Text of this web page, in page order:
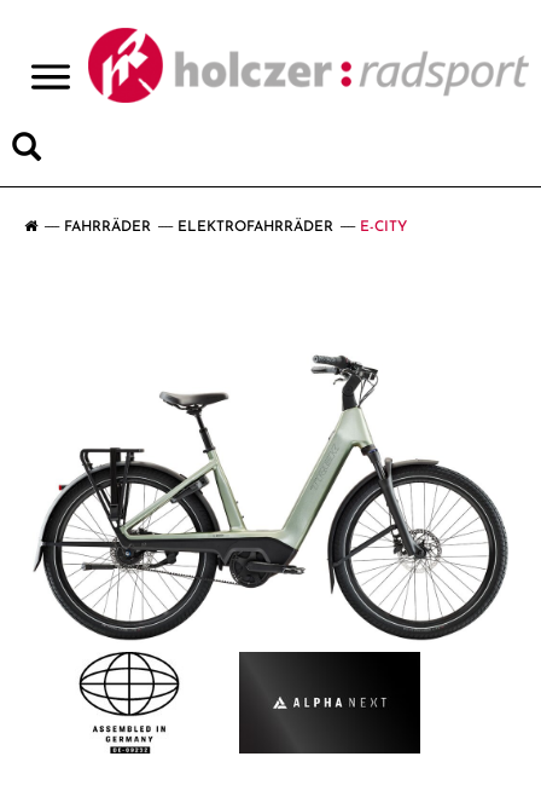
FAHRRÄDER ELEKTROFAHRRÄDER E-CITY